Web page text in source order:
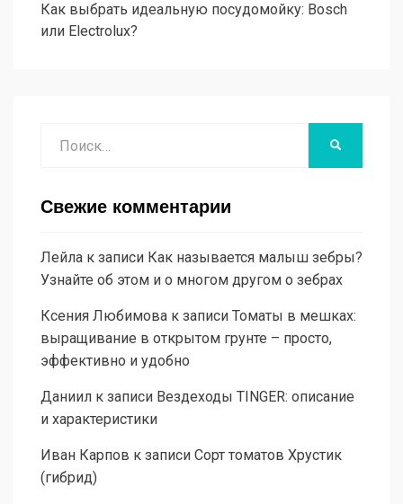
Как выбрать идеальную посудомойку: Bosch
или Electrolux?
Свежие комментарии
Лейла к записи Как называется малыш зебры?
Узнайте об этом и о многом другом о зебрах
Ксения Любимова к записи Томаты в мешках:
выращивание в открытом грунте – просто,
эффективно и удобно
Даниил к записи Вездеходы TINGER: описание
и характеристики
Иван Карпов к записи Сорт томатов Хрустик
(гибрид)